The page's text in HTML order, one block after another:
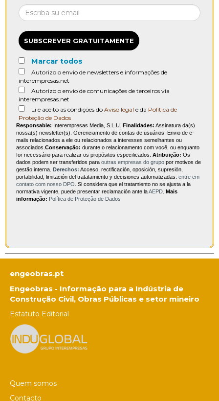
SUBSCREVER GRATUITAMENTE
Marcar todos
Autorizo o envio de newsletters e informações de
interempresas.net
Autorizo o envio de comunicações de terceiros via
interempresas.net
Li e aceito as condições do Aviso legal e da Política de
Proteção de Dados
Responsable: Interempresas Media, S.L.U. Finalidades: Assinatura da(s)
nossa(s) newsletter(s). Gerenciamento de contas de usuários. Envio de e-
mails relacionados a ele ou relacionados a interesses semelhantes ou
associados.Conservação: durante o relacionamento com você, ou enquanto
for necessário para realizar os propósitos especificados. Atribuição: Os
dados podem ser transferidos para outras empresas do grupo por motivos de
gestão interna. Derechos: Acceso, rectificación, oposición, supresión,
portabilidad, limitación del tratatamiento y decisiones automatizadas: entre em
contato com nosso DPO. Si considera que el tratamiento no se ajusta a la
normativa vigente, puede presentar reclamación ante laAEPD. Mais
informação: Política de Proteção de Dados
engeobras.pt
Engeobras - Informação para a Indústria de
Construção Civil, Obras Públicas e setor mineiro
Estatuto Editorial
Quem somos
Contacto